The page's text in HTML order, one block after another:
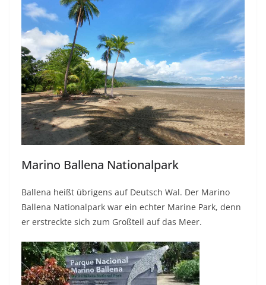
Marino Ballena Nationalpark
Ballena heißt übrigens auf Deutsch Wal. Der Marino
Ballena Nationalpark war ein echter Marine Park, denn
er erstreckte sich zum Großteil auf das Meer.